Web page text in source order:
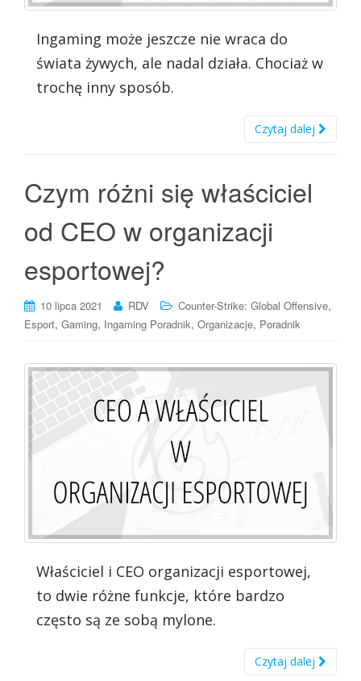
Ingaming może jeszcze nie wraca do
świata żywych, ale nadal działa. Chociaż w
trochę inny sposób.
Czytaj dalej
Czym różni się właściciel
od CEO w organizacji
esportowej?
10 lipca 2021 RDV Counter-Strike: Global Offensive,
Esport, Gaming, Ingaming Poradnik, Organizacje, Poradnik
Właściciel i CEO organizacji esportowej,
to dwie różne funkcje, które bardzo
często są ze sobą mylone.
Czytaj dalej